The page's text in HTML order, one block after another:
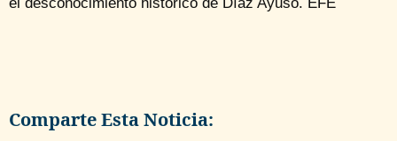
Comparte Esta Noticia: